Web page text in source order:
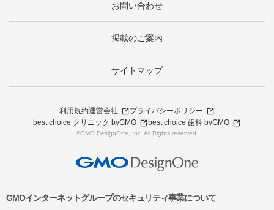
お問い合わせ
掲載のご案内
サイトマップ
利用規約運営会社
プライバシーポリシー
best choice クリニック byGMO
best choice 歯科 byGMO
©GMO DesignOne, Inc. All Rights reserved.
GMOインターネットグループのセキュリティ事業について